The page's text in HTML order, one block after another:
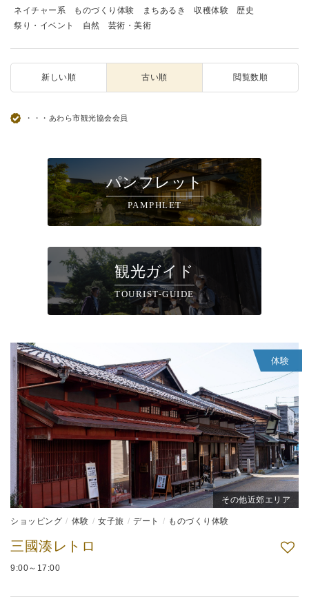
ネイチャー系
ものづくり体験 まちあるき 収穫体験
歴史
祭り・イベント
自然 芸術・美術
新しい順 古い順 閲覧数順
・・・あわら市観光協会会員
パンフレット
PAMPHLET
観光ガイド
TOURIST-GUIDE
体験
その他近郊エリア
ショッピング 体験 女子旅 デート ものづくり体験
三國湊レトロ
9:00～17:00